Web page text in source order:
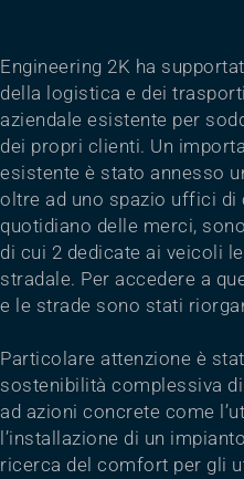
Engineering 2K ha
della logistica e dei
aziendale esistente per
dei propri clienti. Un
esistente è stato annesso
oltre ad uno spazio uffici
quotidiano delle merci,
di cui 2 dedicate ai veicoli
stradale. Per accedere a
e le strade sono stati
Particolare attenzione è
sostenibilità complessiva
ad azioni concrete come
l’installazione di un
ricerca del comfort per gli